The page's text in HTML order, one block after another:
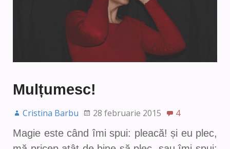
Mulțumesc!
Cristina Barbu 28 februarie 2015
4
Magie este când îmi spui: pleacă! și eu plec,